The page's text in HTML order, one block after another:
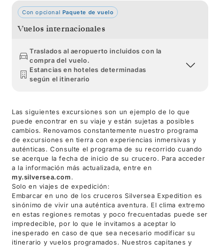
Con opcional Paquete de vuelo
Vuelos internacionales
Traslados al aeropuerto incluidos con la
compra del vuelo.
Estancias en hoteles determinadas
según el itinerario
Las siguientes excursiones son un ejemplo de lo que
puede encontrar en su viaje y están sujetas a posibles
cambios. Renovamos constantemente nuestro programa
de excursiones en tierra con experiencias inmersivas y
auténticas. Consulte el programa de su recorrido cuando
se acerque la fecha de inicio de su crucero. Para acceder
a la información más actualizada, entre en
my.silversea.com.
Solo en viajes de expedición:
Embarcar en uno de los cruceros Silversea Expedition es
sinónimo de vivir una auténtica aventura. El clima extremo
en estas regiones remotas y poco frecuentadas puede ser
impredecible, por lo que le invitamos a aceptar lo
inesperado en caso de que sea necesario modificar su
itinerario y vuelos programados. Nuestros capitanes y